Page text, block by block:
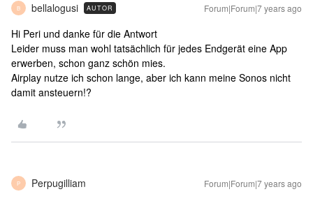
B bellalogusi AUTOR Forum|Forum|7 years ago
Hi Peri und danke für die Antwort
Leider muss man wohl tatsächlich für jedes Endgerät eine App
erwerben, schon ganz schön mies.
Airplay nutze ich schon lange, aber ich kann meine Sonos nicht
damit ansteuern!?
P Perpugilliam Forum|Forum|7 years ago